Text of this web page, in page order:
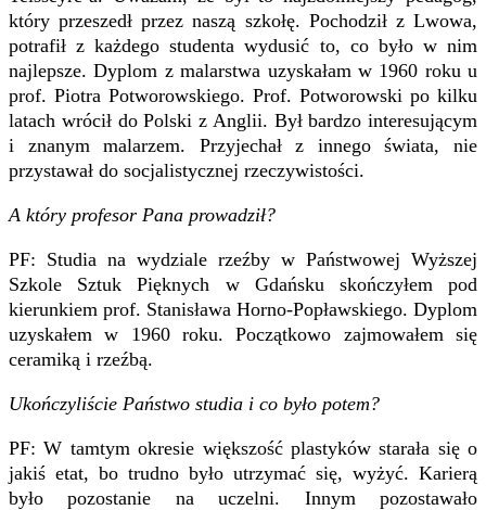
który przeszedł przez naszą szkołę. Pochodził z Lwowa,
potrafił z każdego studenta wydusić to, co było w nim
najlepsze. Dyplom z malarstwa uzyskałam w 1960 roku u
prof. Piotra Potworowskiego. Prof. Potworowski po kilku
latach wrócił do Polski z Anglii. Był bardzo interesującym
i znanym malarzem. Przyjechał z innego świata, nie
przystawał do socjalistycznej rzeczywistości.
A który profesor Pana prowadził?
PF: Studia na wydziale rzeźby w Państwowej Wyższej
Szkole Sztuk Pięknych w Gdańsku skończyłem pod
kierunkiem prof. Stanisława Horno-Popławskiego. Dyplom
uzyskałem w 1960 roku. Początkowo zajmowałem się
ceramiką i rzeźbą.
Ukończyliście Państwo studia i co było potem?
PF: W tamtym okresie większość plastyków starała się o
jakiś etat, bo trudno było utrzymać się, wyżyć. Karierą
było pozostanie na uczelni. Innym pozostawało